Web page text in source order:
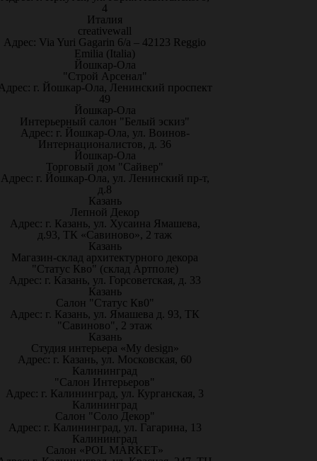
4
Италия
creativewall
Адрес: Via Yuri Gagarin 6/a – 42123 Reggio
Emilia (Italia)
Йошкар-Ола
"Строй Арсенал"
г. Йошкар-Ола, Ленинский проспект
49
Йошкар-Ола
Интерьерный салон "Белый эскиз"
Адрес: г. Йошкар-Ола, ул. Воинов-
Интернационалистов, д. 36
Йошкар-Ола
Торговый дом "Сайвер"
Адрес: г. Йошкар-Ола, ул. Ленинский пр-т,
д.8
Казань
Лепной Декор
Адрес: г. Казань, ул. Хусаина Ямашева,
д.93, ТК «Савиново», 2 таж
Казань
Магазин-склад архитектурного декора
"Статус Кво" (склад Артполе)
Адрес: г. Казань, ул. Горсоветская, д. 33
Казань
Салон "Статус Кв0"
Адрес: г. Казань, ул. Ямашева д. 93, ТК
"Савиново", 2 этаж
Казань
Студия интерьера «My design»
Адрес: г. Казань, ул. Московская, 60
Калининград
"Салон Интерьеров"
Адрес: г. Калининград, ул. Курганская, 3
Калининград
Салон "Соло Декор"
Адрес: г. Калининград, ул. Гагарина, 13
Калининград
Салон «POL MARKET»